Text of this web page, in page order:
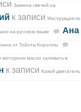
Замена свечей на
к записи Инструкция по
на русском языке
Ана
от Тойоты Короллы
моторное масло заливать в
к записи Какой двигатель